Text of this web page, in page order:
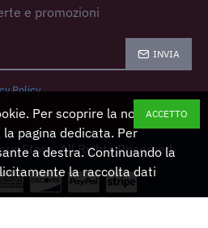
e promozioni
INVIA
Policy
Store, All Rights Reserved
ACCETTO
Per scoprire la nostra
pagina dedicata. Per
a destra. Continuando la
la raccolta dati